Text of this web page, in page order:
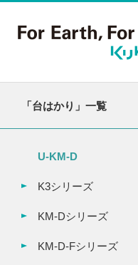
「台はかり」一覧
U-KM-D
K3シリーズ
KM-Dシリーズ
KM-D-Fシリーズ